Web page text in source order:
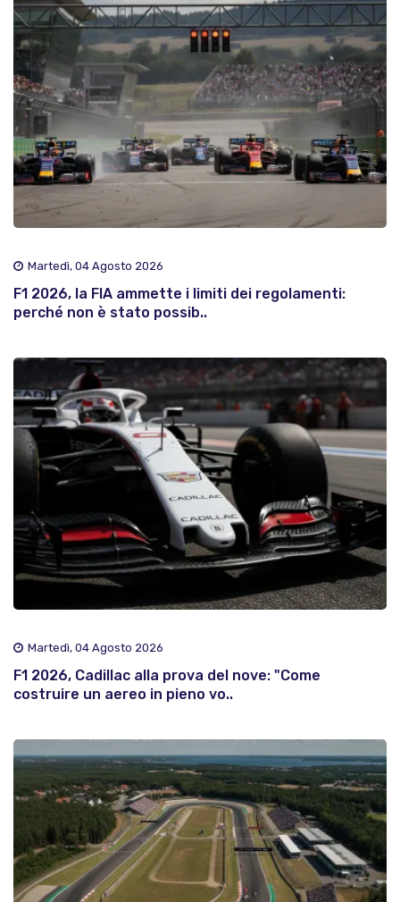
Martedì, 04 Agosto 2026
F1 2026, la FIA ammette i limiti dei regolamenti:
perché non è stato possib..
Martedì, 04 Agosto 2026
F1 2026, Cadillac alla prova del nove: "Come
costruire un aereo in pieno vo..